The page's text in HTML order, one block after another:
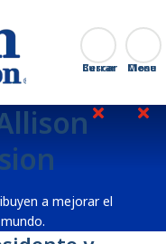
Buscar
Cerrar
a mejorar el